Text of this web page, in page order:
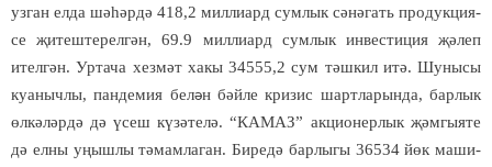
уз­ган ел­да шә­һәр­дә 418,2 мил­ли­ард сум­лык сә­нә­гать про­дук­ци­я­
сеҗи­теш­те­рел­гән, 69.9 мил­ли­ард сум­лык ин­вес­ти­цияҗә­леп
ител­гән. Ур­та­ча хез­мәт ха­кы 34555,2 сум тәш­кил итә. Шу­ны­сы
ку­а­ныч­лы, пан­де­мия бе­лән бәй­ле кри­зис шарт­ла­рын­да, бар­лык
өл­кә­ләр­дә дә үсеш кү­зә­те­лә. “КА­МАЗ” ак­ци­о­нер­лыкҗәм­гы­я­те
дә ел­ны уңыш­лы тә­мам­ла­ган. Би­ре­дә бар­лы­гы 36534 йөк ма­ши­